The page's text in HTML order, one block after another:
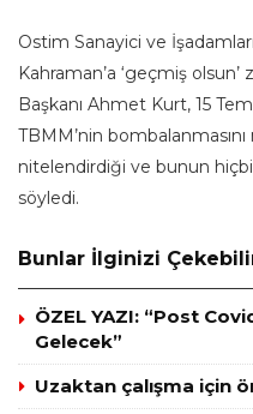
Ostim Sanayici ve
Kahraman’a ‘geçmiş
Başkanı Ahmet Kurt, 15
TBMM’nin bombalanmasını
nitelendirdiği ve bunun
söyledi.
Bunlar İlginizi
ÖZEL YAZI: “Post
Gelecek”
Uzaktan çalışma için